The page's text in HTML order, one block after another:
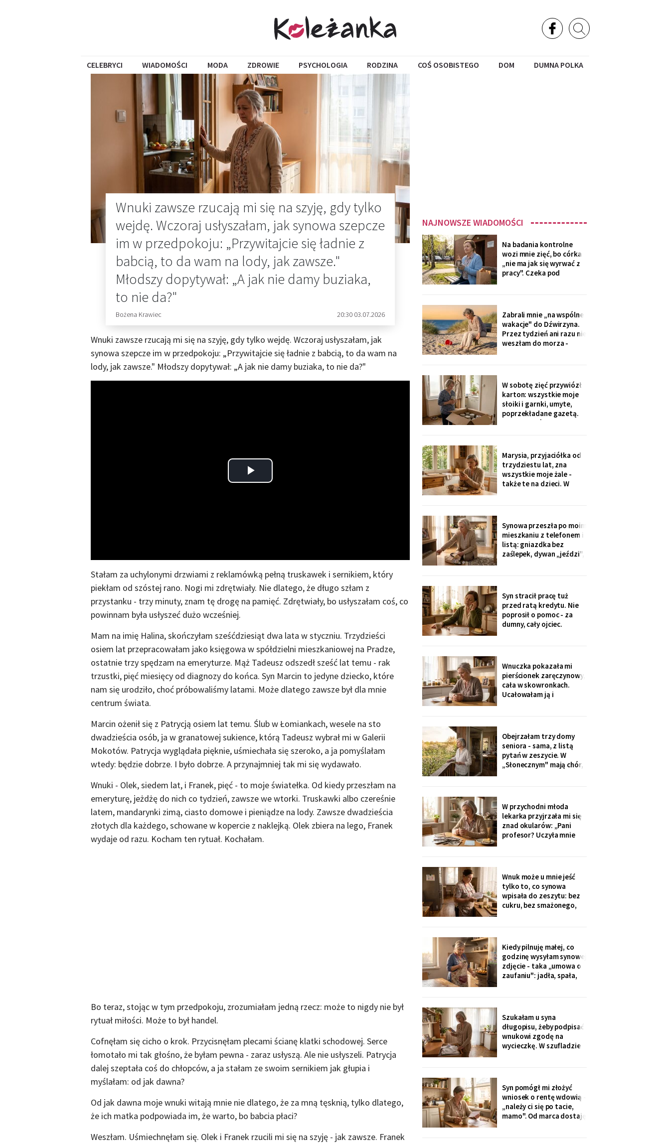
CELEBRYCI WIADOMOŚCI MODA ZDROWIE PSYCHOLOGIA RODZINA COŚ OSOBISTEGO DOM DUMNA POLKA
Wnuki zawsze rzucają mi się na szyję, gdy tylko
wejdę. Wczoraj usłyszałam, jak synowa szepcze
im w przedpokoju: „Przywitajcie się ładnie z
babcią, to da wam na lody, jak zawsze."
Młodszy dopytywał: „A jak nie damy buziaka,
to nie da?"
Bożena Krawiec 20:30 03.07.2026
Wnuki zawsze rzucają mi się na szyję, gdy tylko wejdę. Wczoraj usłyszałam, jak
synowa szepcze im w przedpokoju: „Przywitajcie się ładnie z babcią, to da wam na
lody, jak zawsze." Młodszy dopytywał: „A jak nie damy buziaka, to nie da?"
Play
Stałam za uchylonymi drzwiami z reklamówką pełną truskawek i sernikiem, który
piekłam od szóstej rano. Nogi mi zdrętwiały. Nie dlatego, że długo szłam z
przystanku - trzy minuty, znam tę drogę na pamięć. Zdrętwiały, bo usłyszałam coś, co
powinnam była usłyszeć dużo wcześniej.
Mam na imię Halina, skończyłam sześćdziesiąt dwa lata w styczniu. Trzydzieści
osiem lat przepracowałam jako księgowa w spółdzielni mieszkaniowej na Pradze,
ostatnie trzy spędzam na emeryturze. Mąż Tadeusz odszedł sześć lat temu - rak
trzustki, pięć miesięcy od diagnozy do końca. Syn Marcin to jedyne dziecko, które
nam się urodziło, choć próbowaliśmy latami. Może dlatego zawsze był dla mnie
centrum świata.
Marcin ożenił się z Patrycją osiem lat temu. Ślub w Łomiankach, wesele na sto
dwadzieścia osób, ja w granatowej sukience, którą Tadeusz wybrał mi w Galerii
Mokotów. Patrycja wyglądała pięknie, uśmiechała się szeroko, a ja pomyślałam
wtedy: będzie dobrze. I było dobrze. A przynajmniej tak mi się wydawało.
Wnuki - Olek, siedem lat, i Franek, pięć - to moje światełka. Od kiedy przeszłam na
emeryturę, jeżdżę do nich co tydzień, zawsze we wtorki. Truskawki albo czereśnie
latem, mandarynki zimą, ciasto domowe i pieniądze na lody. Zawsze dwadzieścia
złotych dla każdego, schowane w kopercie z naklejką. Olek zbiera na lego, Franek
wydaje od razu. Kocham ten rytuał. Kochałam.
Bo teraz, stojąc w tym przedpokoju, zrozumiałam jedną rzecz: może to nigdy nie był
rytuał miłości. Może to był handel.
Cofnęłam się cicho o krok. Przycisnęłam plecami ścianę klatki schodowej. Serce
łomotało mi tak głośno, że byłam pewna - zaraz usłyszą. Ale nie usłyszeli. Patrycja
dalej szeptała coś do chłopców, a ja stałam ze swoim sernikiem jak głupia i
myślałam: od jak dawna?
Od jak dawna moje wnuki witają mnie nie dlatego, że za mną tęsknią, tylko dlatego,
że ich matka podpowiada im, że warto, bo babcia płaci?
Weszłam. Uśmiechnęłam się. Olek i Franek rzucili mi się na szyję - jak zawsze. Franek
NAJNOWSZE WIADOMOŚCI
Na badania kontrolne
wozi mnie zięć, bo córka
„nie ma jak się wyrwać z
pracy". Czeka pod
powiedział cicho: „niech
się mama na nią nie
gniewa. Ona zapomina, że
mama nie będzie
Zabrali mnie „na wspólne
wakacje" do Dźwirzyna.
Przez tydzień ani razu nie
weszłam do morza -
powrotnej syn zapytał: „i
jak, mamo, odpoczęłaś?".
Piasek przywiozłam tylko
w butach, z placu
W sobotę zięć przywiózł
karton: wszystkie moje
słoiki i garnki, umyte,
poprzekładane gazetą.
„Synowa mówi, że już nie
Dwadzieścia lat woziłam
im niedzielne obiady.
Karton stoi w
przedpokoju trzeci dzień
- nie
Marysia, przyjaciółka od
trzydziestu lat, zna
wszystkie moje żale -
także te na dzieci. W
córki, siedziała Marysia.
Mnie nie zaproszono.
Córka wyjaśniła krótko:
„Marysia tak
Synowa przeszła po moim
mieszkaniu z telefonem i
listą: gniazdka bez
zaślepek, dywan „jeździ",
przywozić". Zaślepki
kupiłam w poniedziałek.
Własną trójkę
wychowałam bez ani
jednej.
Syn stracił pracę tuż
przed ratą kredytu. Nie
poprosił o pomoc - za
dumny, cały ojciec.
prezent ślubny".
Wieczorem zadzwonił i
długo milczał w
słuchawce - pierwszy raz
od lat
Wnuczka pokazała mi
pierścionek zaręczynowy,
cała w skowronkach.
Ucałowałam ją i
go nie zamykaj". Zdziwiła
się, mama się obruszyła.
Kiedyś zrozumie - ja
zrozumiałam o
czterdzieści lat za
Obejrzałam trzy domy
seniora - sama, z listą
pytań w zeszycie. W
„Słonecznym" mają chór,
widokiem na sad i
podpisałam papiery.
Dzieciom powiem po
fakcie - niech raz
dowiedzą się ostatnie.
W przychodni młoda
lekarka przyjrzała mi się
znad okularów: „Pani
profesor? Uczyła mnie
ucałowała w oba policzki.
Córka wieczorem
zapytała tylko, czy przy
okazji wzięłam receptę
na
Wnuk może u mnie jeść
tylko to, co synowa
wpisała do zeszytu: bez
cukru, bez smażonego,
ogórkiem - nie umiałam
odmówić. Wieczorem
przyszła wiadomość:
„proszę traktować
zeszyt poważnie, inaczej
Kiedy pilnuję małej, co
godzinę wysyłam synowej
zdjęcie - taka „umowa o
zaufaniu": jadła, spała,
czternastej. Siedem
minut później dzwonił
telefon: „czemu nie ma
zdjęcia, coś się stało?!".
Babeczki
Szukałam u syna
długopisu, żeby podpisać
wnukowi zgodę na
wycieczkę. W szufladzie
ołówkiem: «od
stycznia?».
Syn pomógł mi złożyć
wniosek o rentę wdowią -
„należy ci się po tacie,
mamo". Od marca dostaję